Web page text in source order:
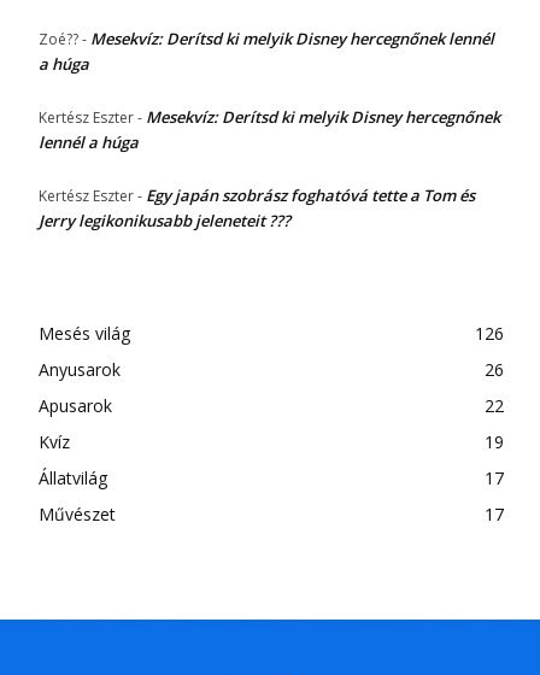
Zoé??- Mesekvíz: Derítsd ki melyik Disney hercegnőnek lennél
a húga
Kertész Eszter- Mesekvíz: Derítsd ki melyik Disney hercegnőnek
lennél a húga
Kertész Eszter- Egy japán szobrász foghatóvá tette a Tom és
Jerry legikonikusabb jeleneteit ???
Mesés világ
126
Anyusarok
26
Apusarok
22
Kvíz
19
Állatvilág
17
Művészet
17